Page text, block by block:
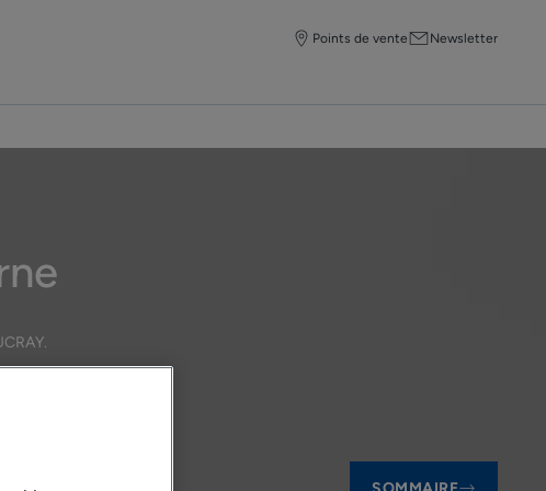
Points de vente Newsletter
.